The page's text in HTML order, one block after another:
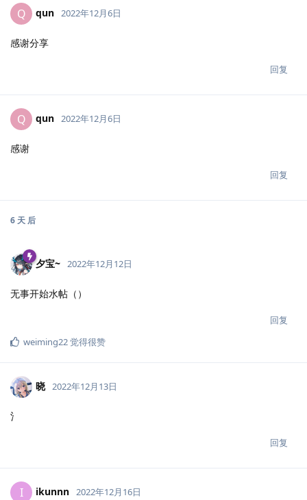
Q qun 2022年12月6日
感谢分享
回复
Q qun 2022年12月6日
感谢
回复
6 天 后
夕宝~ 2022年12月12日
无事开始水帖（）
回复
weiming22觉得很赞
晓 2022年12月13日
氵
回复
I ikunnn 2022年12月16日